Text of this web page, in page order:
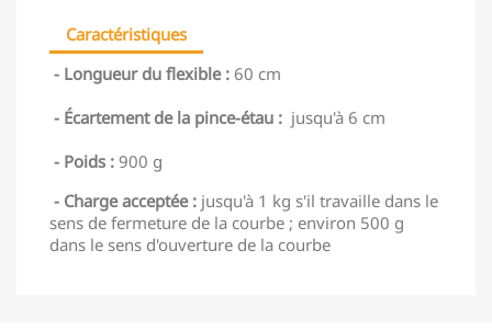
Caractéristiques
- Longueur du flexible : 60 cm
- Écartement de la pince-étau : jusqu'à 6 cm
- Poids : 900 g
- Charge acceptée : jusqu'à 1 kg s'il travaille dans le
sens de fermeture de la courbe ; environ 500 g
dans le sens d'ouverture de la courbe